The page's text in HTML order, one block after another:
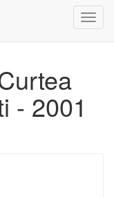
- 2001